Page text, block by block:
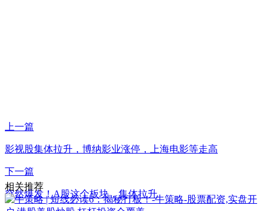
上一篇
影视股集体拉升，博纳影业涨停，上海电影等走高
下一篇
突然爆发！A股这个板块，集体拉升
相关推荐